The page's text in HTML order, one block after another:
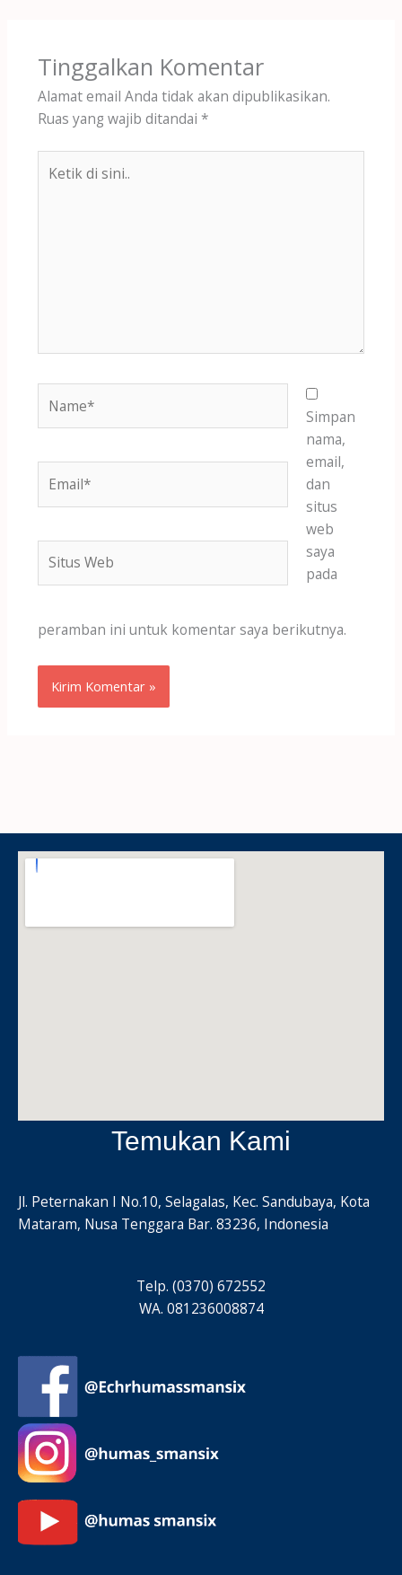
Tinggalkan Komentar
Alamat email Anda tidak akan dipublikasikan.
Ruas yang wajib ditandai *
Web
Simpan
nama,
email,
dan
situs
web
saya
pada
peramban ini untuk komentar saya berikutnya.
Temukan Kami
Jl. Peternakan I No.10, Selagalas, Kec. Sandubaya, Kota
Mataram, Nusa Tenggara Bar. 83236, Indonesia
Telp. (0370) 672552
WA. 081236008874